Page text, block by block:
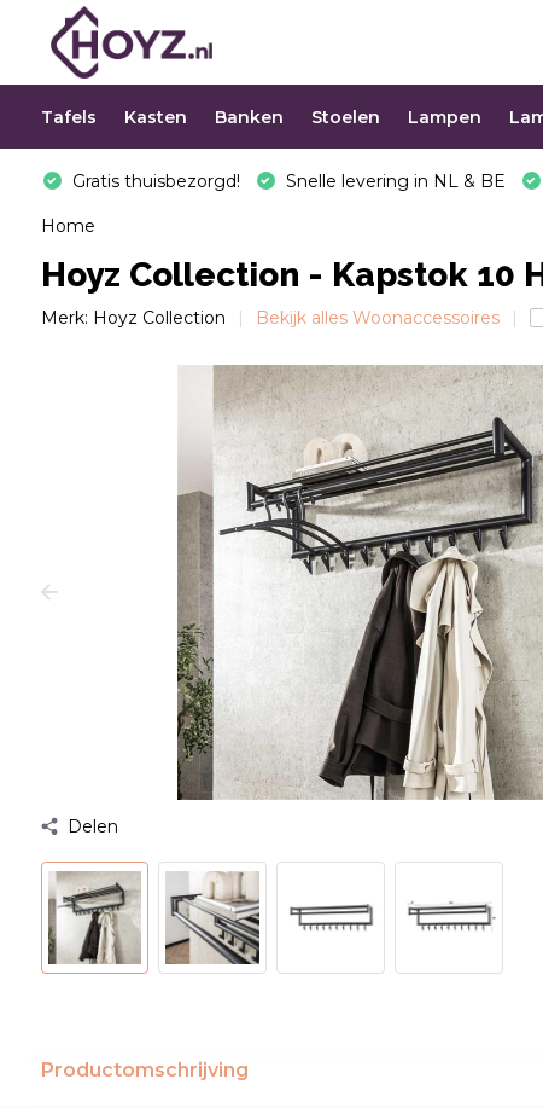
Tafels Kasten Banken Stoelen Lampen
Gratis thuisbezorgd! Snelle levering in NL & BE
Home
Hoyz Collection - Kapstok 10
Merk: Hoyz Collection Bekijk alles Woonaccessoires
Delen
Productomschrijving